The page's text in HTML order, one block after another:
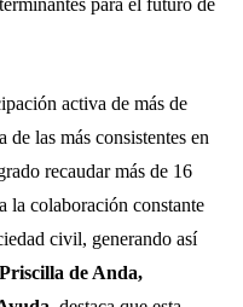
activa de más de
de las más consistentes en
recaudar más de 16
la colaboración constante
civil, generando así
Priscilla de Anda,